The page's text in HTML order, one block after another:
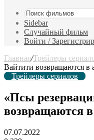
Sidebar
Случайный фильм
Войти /
Главная/Трейлеры
Вайтити возвращаются в
Трейлеры сериалов
«Псы
возвращаются в
07.07.2022